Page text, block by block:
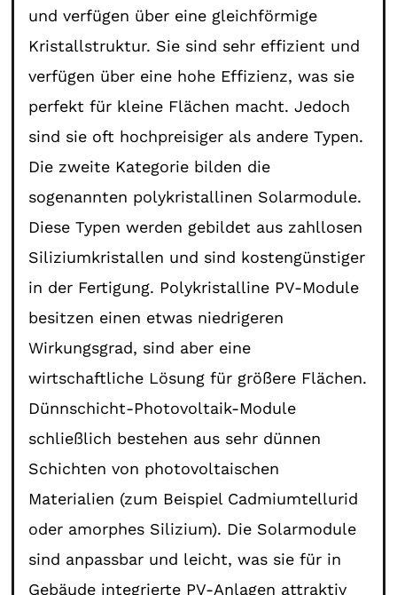
und verfügen über eine gleichförmige
Kristallstruktur. Sie sind sehr effizient und
verfügen über eine hohe Effizienz, was sie
perfekt für kleine Flächen macht. Jedoch
sind sie oft hochpreisiger als andere Typen.
Die zweite Kategorie bilden die
sogenannten polykristallinen Solarmodule.
Diese Typen werden gebildet aus zahllosen
Siliziumkristallen und sind kostengünstiger
in der Fertigung. Polykristalline PV-Module
besitzen einen etwas niedrigeren
Wirkungsgrad, sind aber eine
wirtschaftliche Lösung für größere Flächen.
Dünnschicht-Photovoltaik-Module
schließlich bestehen aus sehr dünnen
Schichten von photovoltaischen
Materialien (zum Beispiel Cadmiumtellurid
oder amorphes Silizium). Die Solarmodule
sind anpassbar und leicht, was sie für in
Gebäude integrierte PV-Anlagen attraktiv